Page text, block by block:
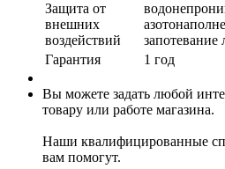
Защита от
внешних
воздействий
запотевание
Гарантия
1 год
Вы можете задать любой
товару или работе магазина.
Наши квалифицированные
вам помогут.